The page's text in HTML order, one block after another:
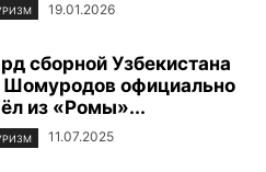
19.01.2026
сборной Узбекистана
Шомуродов официально
из «Ромы»...
11.07.2025